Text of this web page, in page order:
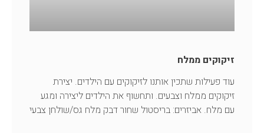
זיקוקים ממלח
עוד פעילות שתכין אותנו לזיקוקים עם הילדים. יצירת
זיקוקים ממלח וצבעים. ותחשוף את הילדים ליצירה ומגע
עם מלח. אביזרים: בריסטול שחור דבק מלח גס/שולחן צבעי